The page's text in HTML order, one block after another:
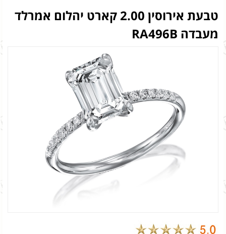
טבעת אירוסין 2.00 קארט יהלום אמרלד
מעבדה RA496B